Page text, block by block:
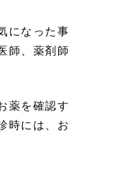
になった事
師、薬剤師
薬を確認す
時には、お